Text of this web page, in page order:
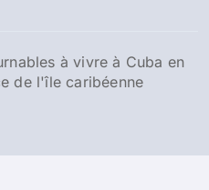
à vivre à Cuba en
de l'île caribéenne